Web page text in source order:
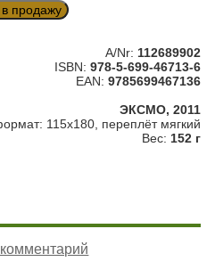
продажу
A/Nr: 112689902
ISBN: 978-5-699-46713-6
EAN: 9785699467136
ЭКСМО, 2011
115х180, переплёт мягкий
Вес: 152 г